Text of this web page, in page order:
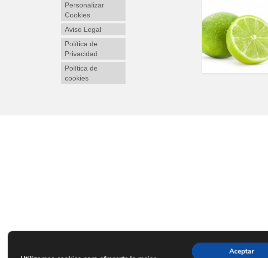
Personalizar
Cookies
Aviso Legal
Política de
Privacidad
Política de
cookies
Aceptar